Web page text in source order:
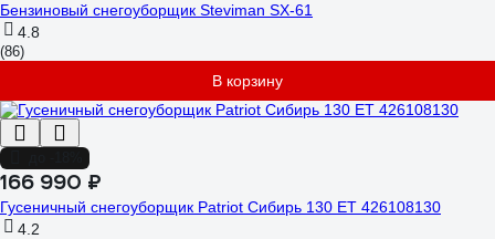
Бензиновый снегоуборщик Steviman SX-61
4.8
(86)
В корзину
166 990 ₽
Гусеничный снегоуборщик Patriot Сибирь 130 ЕТ 426108130
4.2